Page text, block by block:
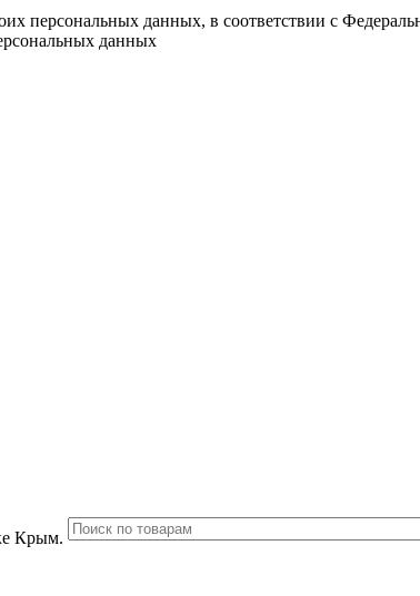
персональных данных, в соответствии с
данных
Крым.